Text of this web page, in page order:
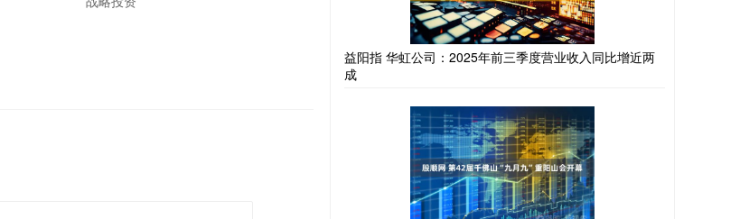
益阳指 华虹公司：2025年前三季度营业收入同比增近两
成